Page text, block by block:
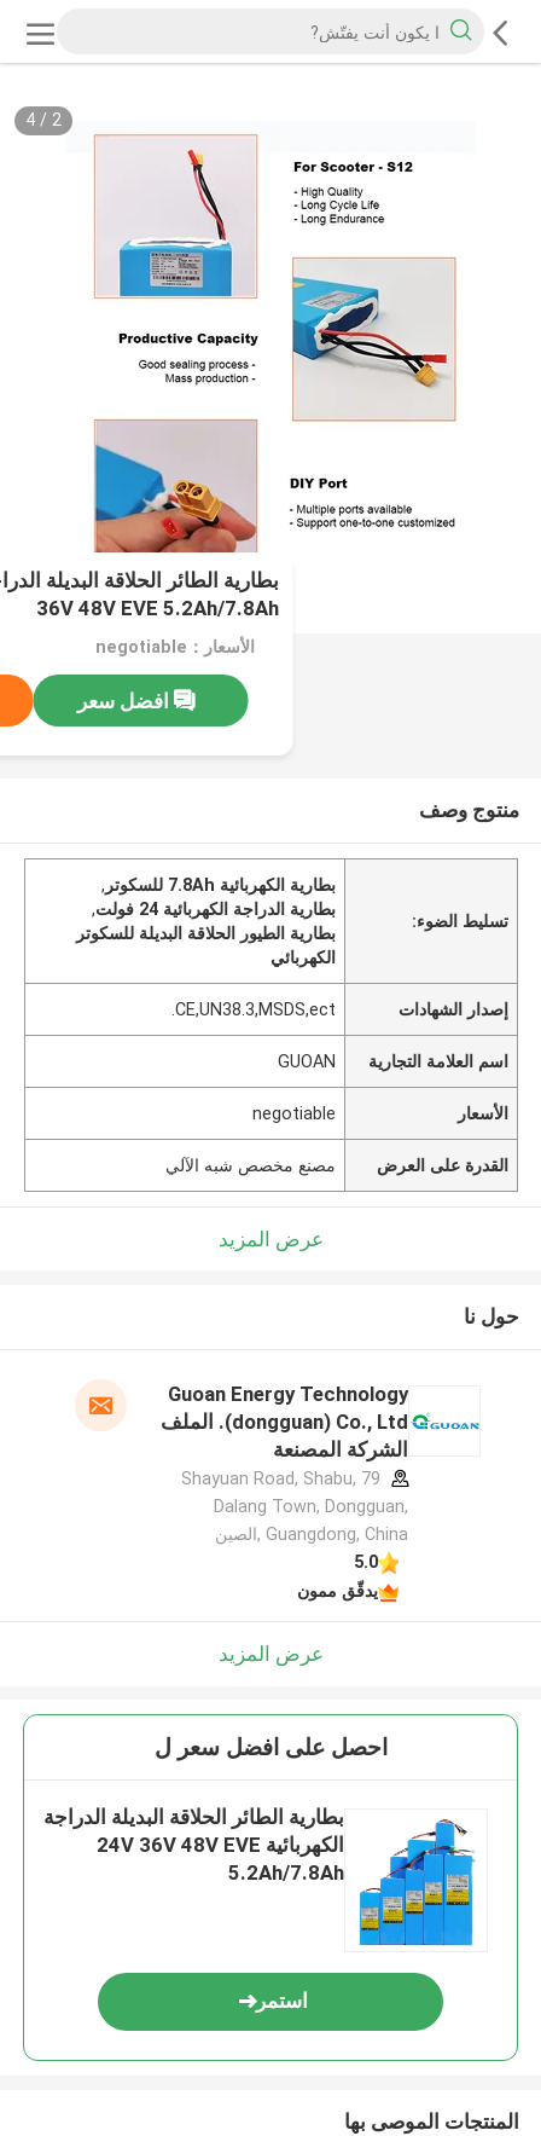
2
/
4
36V 48V EVE 5.2Ah/7.8Ah
الأسعار：negotiable
افضل سعر
منتوج وصف
تسليط الضوء:
بطارية الكهربائية 7.8Ah للسكوتر
,
بطارية الدراجة الكهربائية 24 فولت
,
بطارية الطيور الحلاقة البديلة للسكوتر
الكهربائي
إصدار الشهادات CE,UN38.3,MSDS,ect.
اسم العلامة التجارية GUOAN
الأسعار negotiable
القدرة على العرض مصنع مخصص شبه الآلي
عرض المزيد
حول نا
Guoan Energy Technology
(dongguan) Co., Ltd. الملف
الشركة المصنعة
79 Shayuan Road, Shabu,
Dalang Town, Dongguan,
Guangdong, China ,الصين
5.0
يدقّق ممون
عرض المزيد
احصل على افضل سعر ل
بطارية الطائر الحلاقة البديلة الدراجة
الكهربائية 24V 36V 48V EVE
5.2Ah/7.8Ah
استمر
المنتجات الموصى بها